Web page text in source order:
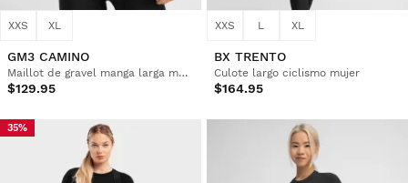
XXS XL
GM3 CAMINO
Maillot de gravel manga larga mujer
$129.95
XXS L XL
BX TRENTO
Culote largo ciclismo mujer
$164.95
35%